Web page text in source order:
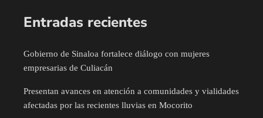
Entradas recientes
Gobierno de Sinaloa fortalece diálogo con mujeres
empresarias de Culiacán
Presentan avances en atención a comunidades y vialidades
afectadas por las recientes lluvias en Mocorito